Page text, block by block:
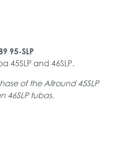
95-SLP
45SLP and 46SLP.
of the Allround 45SLP
46SLP tubas.